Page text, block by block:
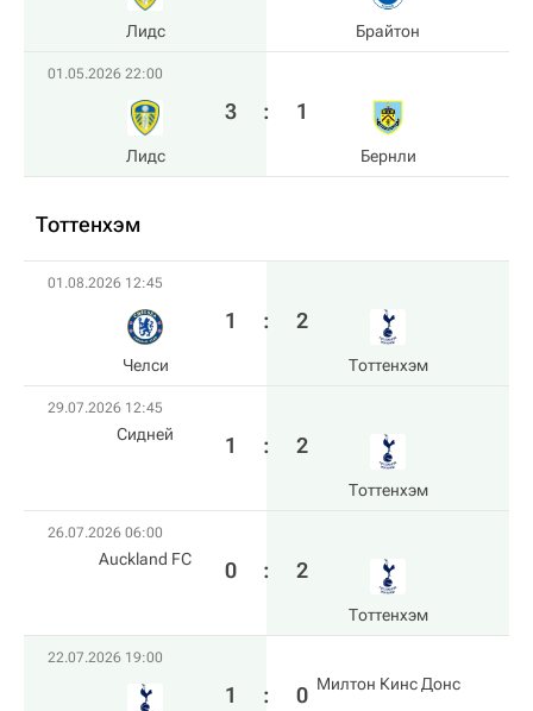
Лидс Брайтон
01.05.2026 22:00
Лидс
3 : 1
Бернли
Тоттенхэм
01.08.2026 12:45
Челси
1 : 2
Тоттенхэм
29.07.2026 12:45
Сидней 1 : 2
Тоттенхэм
26.07.2026 06:00
Auckland FC 0 : 2
Тоттенхэм
22.07.2026 19:00
1 : 0 Милтон Кинс Донс